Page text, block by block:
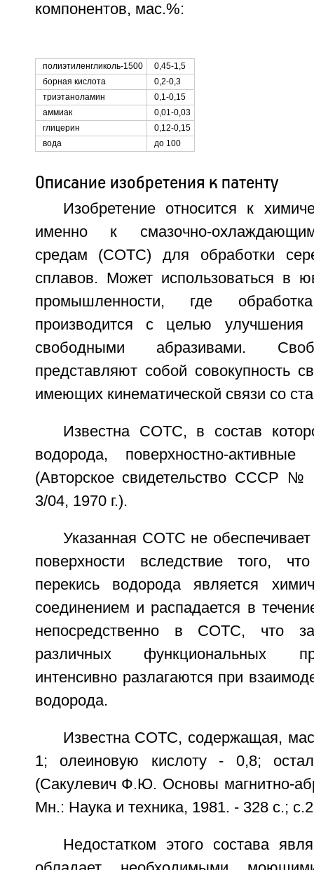
компонентов, мас.%:
полиэтиленгликоль-1500
0,45-1,5
борная кислота
0,2-0,3
триэтаноламин
0,1-0,15
аммиак
0,01-0,03
глицерин
0,12-0,15
вода
до 100
Описание изобретения к патенту
Изобретение относится к
именно к смазочно-
средам (СОТС) для обработки
сплавов. Может использоваться в
промышленности, где
производится с целью
свободными абразивами.
представляют собой совокупность
имеющих кинематической связи со
Известна СОТС, в состав
водорода, поверхностно-
(Авторское свидетельство СССР
3/04, 1970 г.).
Указанная СОТС не обеспечивает
поверхности вследствие того,
перекись водорода является
соединением и распадается в
непосредственно в СОТС, что
различных функциональных
интенсивно разлагаются при
водорода.
Известна СОТС, содержащая,
1; олеиновую кислоту - 0,8;
(Сакулевич Ф.Ю. Основы магнитно-
Мн.: Наука и техника, 1981. - 328 с.;
Недостатком этого состава